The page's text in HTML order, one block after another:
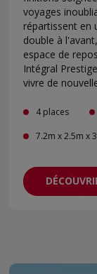
voyages
répartissent en
double à
espace de
Intégral
vivre de
4 places
7.2m x 2.5m x